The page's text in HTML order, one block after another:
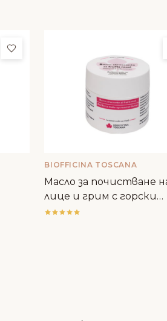
Добави в любими
BIOFFICINA TOSCANA
Масло за почистване
лице и грим с горски
плодове - Biofficina